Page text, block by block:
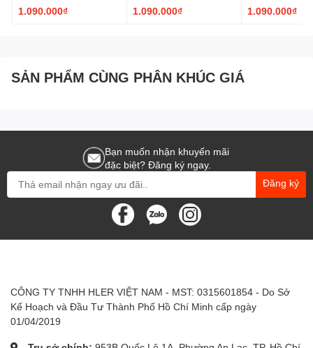
1.090.000₫
1.090.000₫
1.090.000₫
SẢN PHẨM CÙNG PHÂN KHÚC GIÁ
Bạn muốn nhận khuyến mãi
đặc biệt? Đăng ký ngay.
Đăng ký
CÔNG TY TNHH HLER VIỆT NAM - MST: 0315601854 - Do Sở
Kế Hoạch và Đầu Tư Thành Phố Hồ Chí Minh cấp ngày
01/04/2019